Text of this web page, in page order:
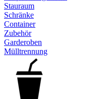
Stauraum
Schränke
Container
Zubehör
Garderoben
Mülltrennung